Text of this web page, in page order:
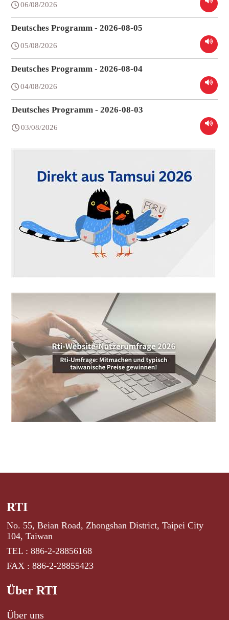
06/08/2026
Deutsches Programm - 2026-08-05
05/08/2026
Deutsches Programm - 2026-08-04
04/08/2026
Deutsches Programm - 2026-08-03
03/08/2026
RTI
No. 55, Beian Road, Zhongshan District, Taipei City
104, Taiwan
TEL : 886-2-28856168
FAX : 886-2-28855423
Über RTI
Über uns